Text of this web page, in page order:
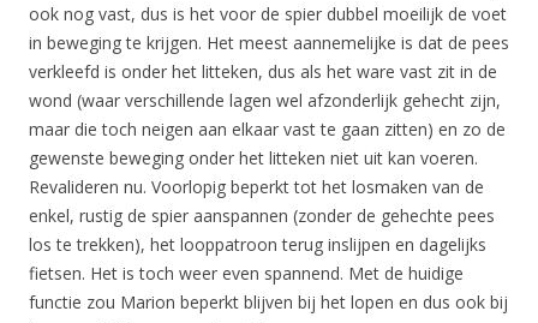
ook nog vast, dus is het voor de spier dubbel moeilijk de voet
in beweging te krijgen. Het meest aannemelijke is dat de pees
verkleefd is onder het litteken, dus als het ware vast zit in de
wond (waar verschillende lagen wel afzonderlijk gehecht zijn,
maar die toch neigen aan elkaar vast te gaan zitten) en zo de
gewenste beweging onder het litteken niet uit kan voeren.
Revalideren nu. Voorlopig beperkt tot het losmaken van de
enkel, rustig de spier aanspannen (zonder de gehechte pees
los te trekken), het looppatroon terug inslijpen en dagelijks
fietsen. Het is toch weer even spannend. Met de huidige
functie zou Marion beperkt blijven bij het lopen en dus ook bij